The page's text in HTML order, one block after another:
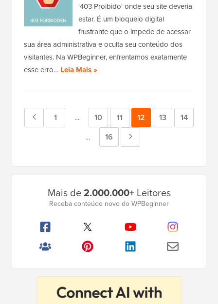
'403 Proibido' onde seu site deveria
estar. É um bloqueio digital
frustrante que o impede de acessar
sua área administrativa e oculta seu conteúdo dos
visitantes. Na WPBeginner, enfrentamos exatamente
esse erro… Leia Mais »
PáginaPágina
1
Páginas
intermediárias
omitidas
… Página
10 Página
11 Página
12 Página
13 Página
14
Páginas
intermediárias
… Página
16
Mais de2.000.000+Leitores
Receba conteúdo novo do WPBeginner